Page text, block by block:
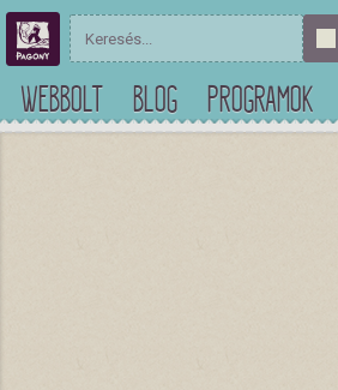
WEBBOLT BLOG PROGRAMOK